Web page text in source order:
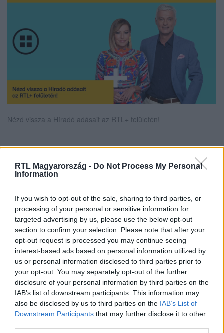
RTL Magyarország - Do Not Process My Personal
Information
If you wish to opt-out of the sale, sharing to third parties, or
processing of your personal or sensitive information for
targeted advertising by us, please use the below opt-out
section to confirm your selection. Please note that after your
opt-out request is processed you may continue seeing
interest-based ads based on personal information utilized by
us or personal information disclosed to third parties prior to
your opt-out. You may separately opt-out of the further
disclosure of your personal information by third parties on the
IAB’s list of downstream participants. This information may
also be disclosed by us to third parties on the IAB’s List of
Downstream Participants that may further disclose it to other
Nézd vissza a Híradó adásait az RTL+ felületén!
Itt állítsd be, hogy az RTL.hu az elsők között
legyen a Google-találatokban!
Kövess minket, és értesülj a friss hírekről a
Facebookon is!